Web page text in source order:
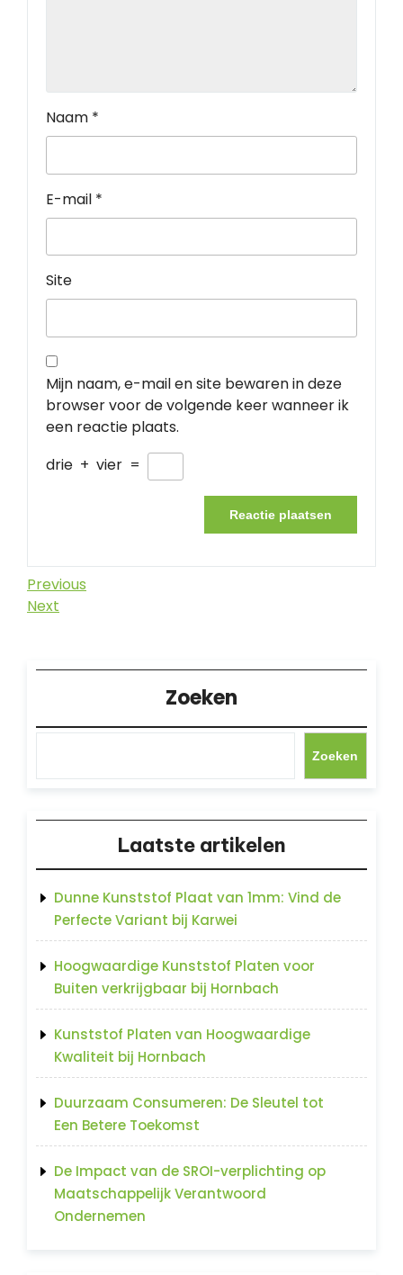
Naam *
E-mail *
Site
Mijn naam, e-mail en site bewaren in deze
browser voor de volgende keer wanneer ik
een reactie plaats.
drie + vier =
Berichtnavigatie
Previous
Post
Previous
Next
Next
Zoeken
Zoeken
Laatste artikelen
Dunne Kunststof Plaat van 1mm: Vind de
Perfecte Variant bij Karwei
Hoogwaardige Kunststof Platen voor
Buiten verkrijgbaar bij Hornbach
Kunststof Platen van Hoogwaardige
Kwaliteit bij Hornbach
Duurzaam Consumeren: De Sleutel tot
Een Betere Toekomst
De Impact van de SROI-verplichting op
Maatschappelijk Verantwoord
Ondernemen